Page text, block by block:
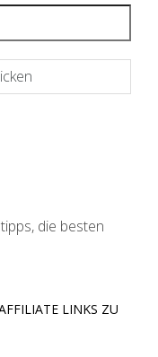
die besten
LINKS ZU